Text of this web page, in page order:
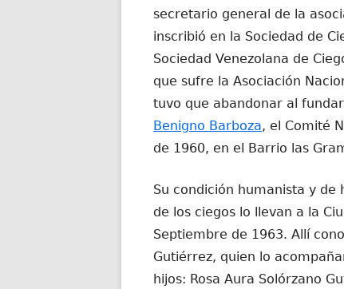
secretario general de la
inscribió en la Sociedad de
Sociedad Venezolana de
que sufre la Asociación
tuvo que abandonar al
Benigno Barboza, el Comité
de 1960, en el Barrio las
Su condición humanista y
de los ciegos lo llevan a la
Septiembre de 1963. Allí
Gutiérrez, quien lo
hijos: Rosa Aura Solórzano